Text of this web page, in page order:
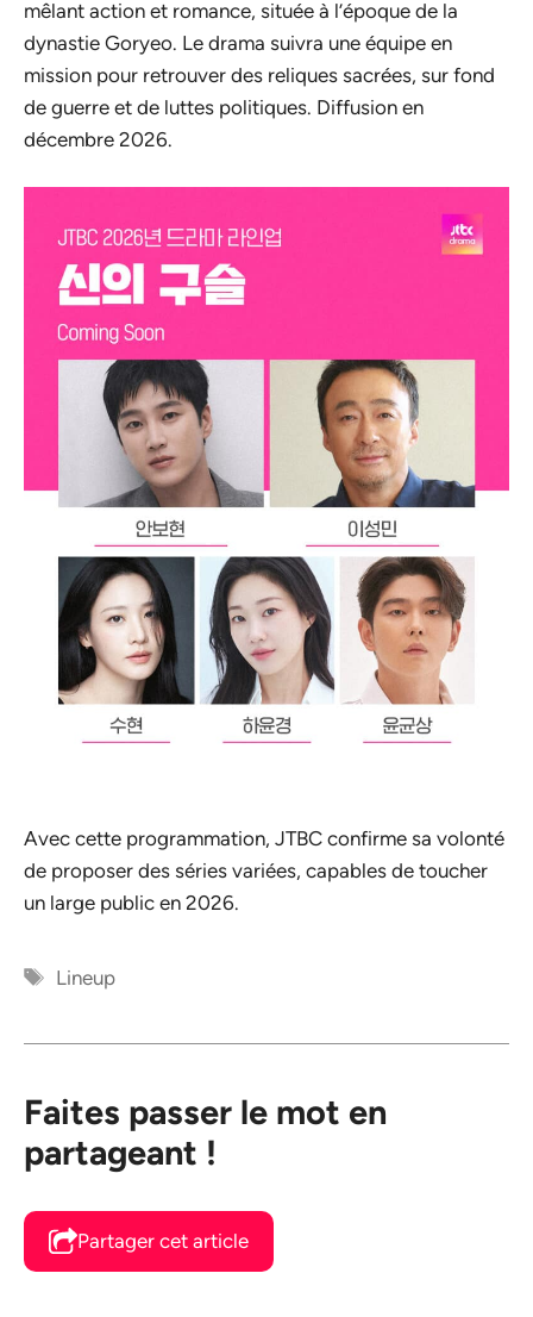
mêlant action et romance, située à l’époque de la
dynastie Goryeo. Le drama suivra une équipe en
mission pour retrouver des reliques sacrées, sur fond
de guerre et de luttes politiques. Diffusion en
décembre 2026.
Avec cette programmation, JTBC confirme sa volonté
de proposer des séries variées, capables de toucher
un large public en 2026.
Étiquettes
Lineup
Faites passer le mot en
partageant !
Partager cet article